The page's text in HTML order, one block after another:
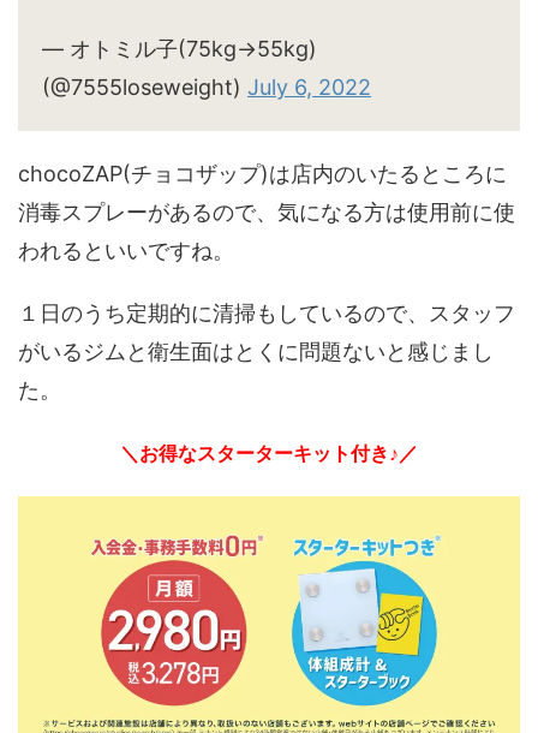
— オトミル子(75kg→55kg)
(@7555loseweight) July 6, 2022
chocoZAP(チョコザップ)は店内のいたるところに
消毒スプレーがあるので、気になる方は使用前に使
われるといいですね。
１日のうち定期的に清掃もしているので、スタッフ
がいるジムと衛生面はとくに問題ないと感じまし
た。
＼お得なスターターキット付き♪／